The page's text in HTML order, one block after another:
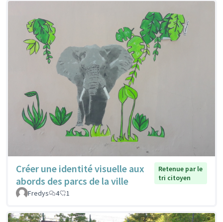
Créer une identité visuelle aux
abords des parcs de la ville
Retenue par le
tri citoyen
Fredys
4 1